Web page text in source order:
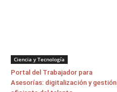
Ciencia y Tecnología
Portal del Trabajador para
Asesorías: digitalización y gestión